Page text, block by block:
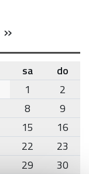
»
sa
do
1
2
8
9
15
16
22
23
29
30